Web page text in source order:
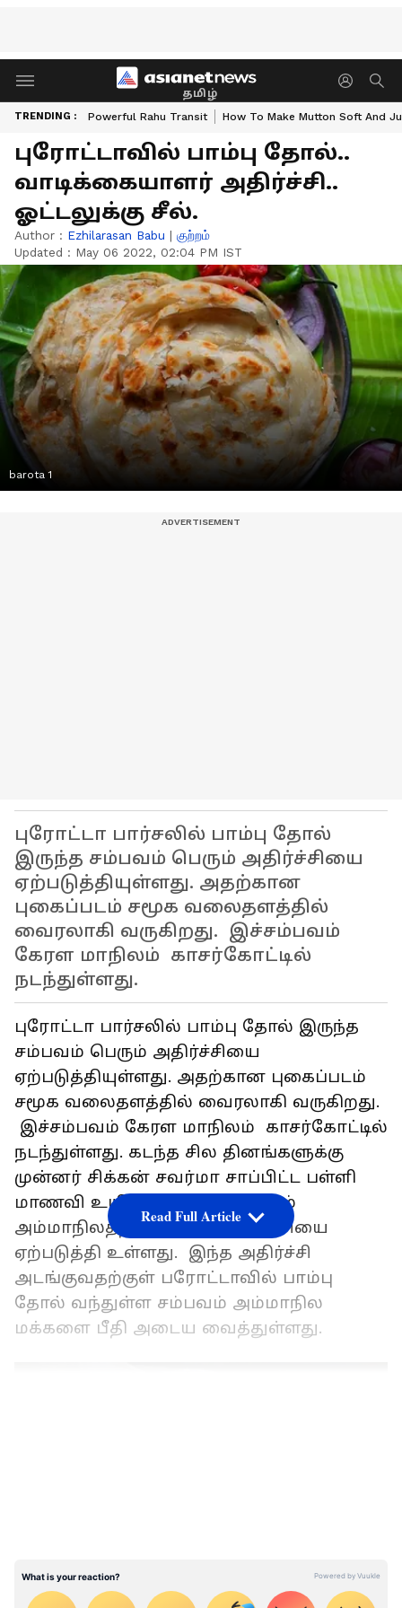
தமிழ்
TRENDING : Powerful Rahu Transit How To Make Mutton Soft And
புரோட்டாவில் பாம்பு தோல்..
வாடிக்கையாளர் அதிர்ச்சி..
ஓட்டலுக்கு சீல்.
Author : Ezhilarasan Babu | குற்றம்
Updated : May 06 2022, 02:04 PM IST
barota 1
புரோட்டா பார்சலில் பாம்பு தோல்
இருந்த சம்பவம் பெரும் அதிர்ச்சியை
ஏற்படுத்தியுள்ளது. அதற்கான
புகைப்படம் சமூக வலைதளத்தில்
வைரலாகி வருகிறது. இச்சம்பவம்
கேரள மாநிலம் காசர்கோட்டில்
நடந்துள்ளது.
புரோட்டா பார்சலில் பாம்பு தோல் இருந்த
சம்பவம் பெரும் அதிர்ச்சியை
ஏற்படுத்தியுள்ளது. அதற்கான புகைப்படம்
சமூக வலைதளத்தில் வைரலாகி வருகிறது.
இச்சம்பவம் கேரள மாநிலம் காசர்கோட்டில்
நடந்துள்ளது. கடந்த சில தினங்களுக்கு
முன்னர் சிக்கன் சவர்மா சாப்பிட்ட பள்ளி
மாணவி உயிரிழந்துள்ள சம்பவம்
அம்மாநிலத்தில் பெரும் அதிர்ச்சியை
ஏற்படுத்தி உள்ளது. இந்த அதிர்ச்சி
அடங்குவதற்குள் பரோட்டாவில் பாம்பு
தோல் வந்துள்ள சம்பவம் அம்மாநில
மக்களை பீதி அடைய வைத்துள்ளது.
Read Full Article